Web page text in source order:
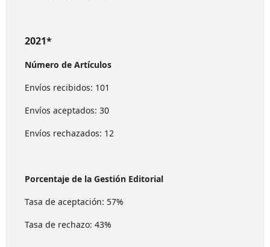
2021*
Número de Artículos
Envíos recibidos: 101
Envíos aceptados: 30
Envíos rechazados: 12
Porcentaje de la Gestión Editorial
Tasa de aceptación: 57%
Tasa de rechazo: 43%